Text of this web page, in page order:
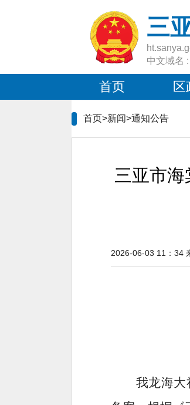
三
中文域名
首页 区
首页>新闻>通知公告
三亚市
2026-06-03 11：34
我龙海大